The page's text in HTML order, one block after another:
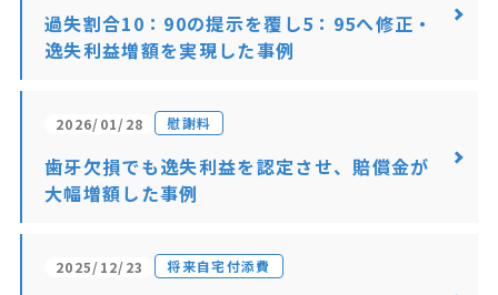
過失割合10：90の提示を覆し5：95へ修正・
逸失利益増額を実現した事例
2026/01/28 慰謝料
歯牙欠損でも逸失利益を認定させ、賠償金が
大幅増額した事例
2025/12/23 将来自宅付添費